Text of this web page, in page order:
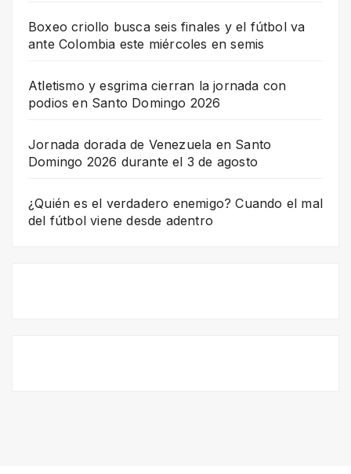
Boxeo criollo busca seis finales y el fútbol va
ante Colombia este miércoles en semis
Atletismo y esgrima cierran la jornada con
podios en Santo Domingo 2026
Jornada dorada de Venezuela en Santo
Domingo 2026 durante el 3 de agosto
¿Quién es el verdadero enemigo? Cuando el mal
del fútbol viene desde adentro